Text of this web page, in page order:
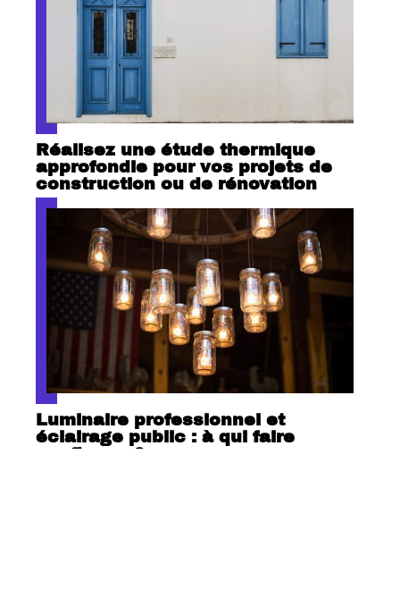
Réalisez une étude thermique
approfondie pour vos projets de
construction ou de rénovation
Luminaire professionnel et
éclairage public : à qui faire
confiance ?